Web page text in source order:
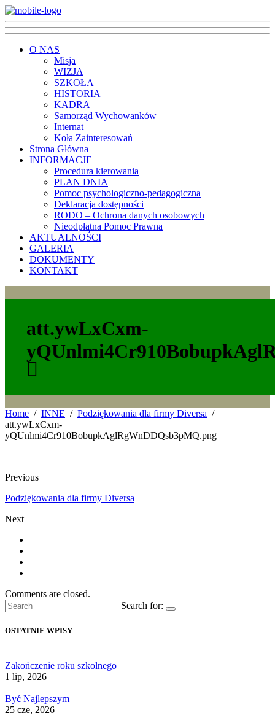
O NAS
Misja
WIZJA
SZKOŁA
HISTORIA
KADRA
Samorząd Wychowanków
Internat
Koła Zainteresowań
Strona Główna
INFORMACJE
Procedura kierowania
PLAN DNIA
Pomoc psychologiczno-pedagogiczna
Deklaracja dostępności
RODO – Ochrona danych osobowych
Nieodpłatna Pomoc Prawna
AKTUALNOŚCI
GALERIA
DOKUMENTY
KONTAKT
att.ywLxCxm-
Home INNE
Podziękowania dla firmy Diversa
att.ywLxCxm-
yQUnlmi4Cr910BobupkAglRgWnDDQsb3pMQ.png
Previous
Podziękowania dla firmy Diversa
Next
Comments are closed.
Search for:
OSTATNIE WPISY
Zakończenie roku szkolnego
1 lip, 2026
Być Najlepszym
25 cze, 2026